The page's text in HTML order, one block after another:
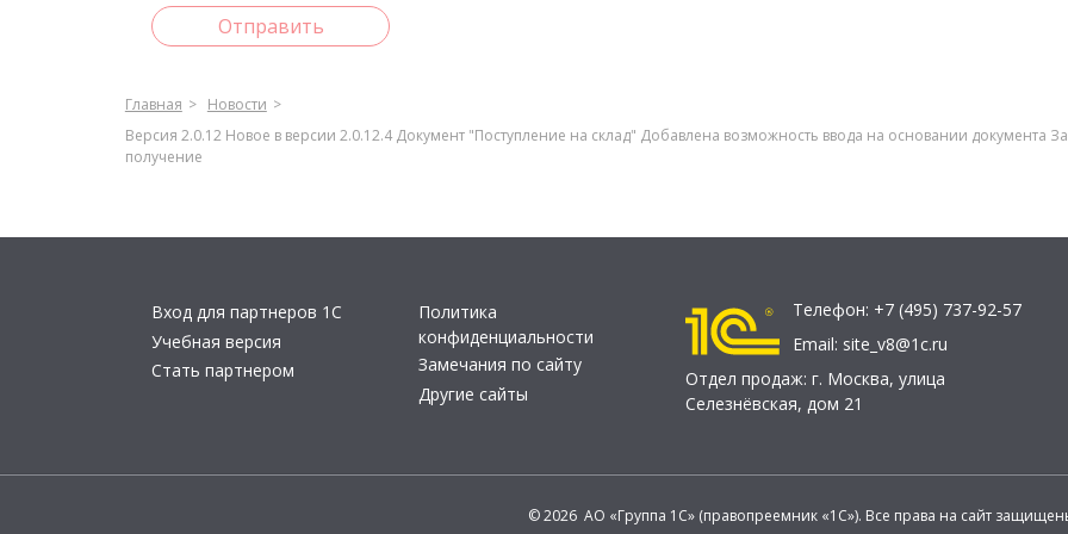
Отправить
Главная
Новости
Версия 2.0.12 Новое в версии 2.0.12.4 Документ "Поступление на склад" Добавлена возможность ввода на основании документа
получение
Вход для партнеров 1С
Учебная версия
Стать партнером
Политика
конфиденциальности
Замечания по сайту
Другие сайты
Телефон: +7 (495) 737-92-57
Email: site_v8@1c.ru
Отдел продаж: г. Москва, улица
Селезнёвская, дом 21
© 2026 АО «Группа 1С» (правопреемник «1С»). Все права на сайт